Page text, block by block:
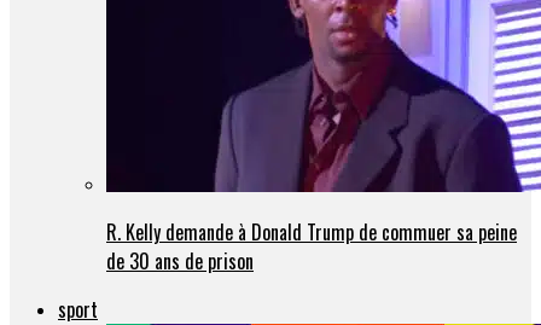
R. Kelly demande à Donald Trump de commuer sa peine
de 30 ans de prison
sport